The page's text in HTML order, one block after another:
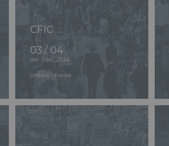
CFIC
03 / 04
déc. / déc. 2024
Orléans - France